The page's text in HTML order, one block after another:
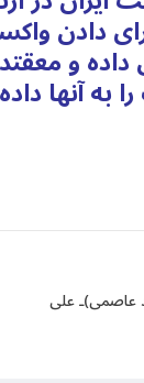
دادن
و
را به
عاصمی)ـ علی